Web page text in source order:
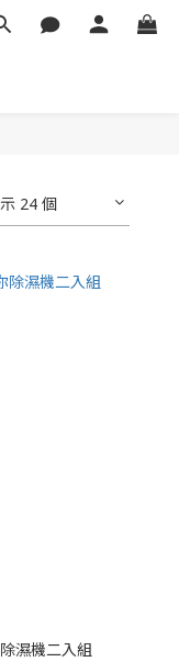
24 個
濕機二入組